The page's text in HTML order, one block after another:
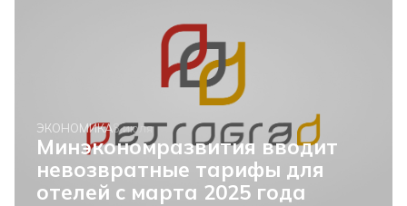
ЭКОНОМИКА 8 июля
Минэкономразвития вводит
невозвратные тарифы для
отелей с марта 2025 года